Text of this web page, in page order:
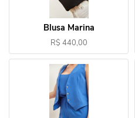
Blusa Marina
R$ 440,00